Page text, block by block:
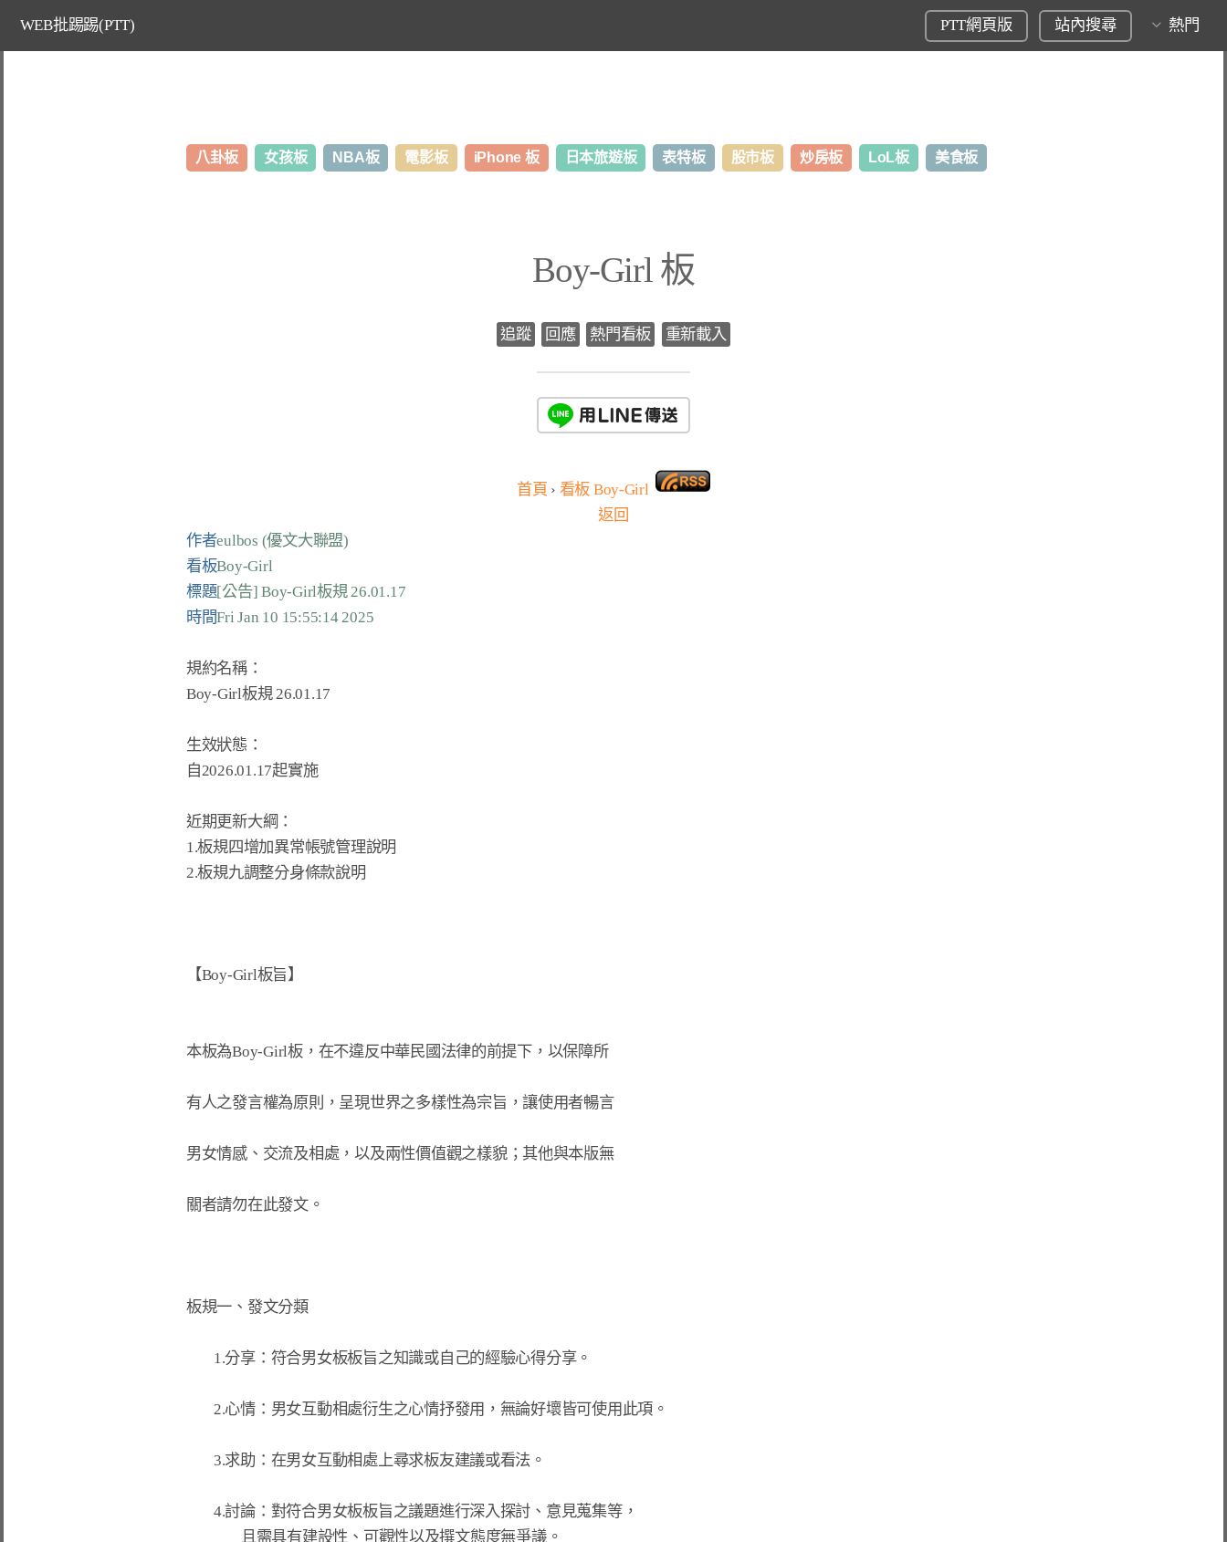
WEB批踢踢(PTT) PTT網頁版 站內搜尋 熱門
八卦板 女孩板 NBA板 電影板 iPhone 板 日本旅遊板 表特板 股市板 炒房板 LoL板 美食板
Boy-Girl 板
追蹤 回應 熱門看板 重新載入
首頁 › 看板 Boy-Girl
返回
作者eulbos (優文大聯盟)
看板Boy-Girl
標題[公告] Boy-Girl板規 26.01.17
時間Fri Jan 10 15:55:14 2025
規約名稱：
Boy-Girl板規 26.01.17
生效狀態：
自2026.01.17起實施
近期更新大綱：
1.板規四增加異常帳號管理說明
2.板規九調整分身條款說明
【Boy-Girl板旨】
本板為Boy-Girl板，在不違反中華民國法律的前提下，以保障所
有人之發言權為原則，呈現世界之多樣性為宗旨，讓使用者暢言
男女情感、交流及相處，以及兩性價值觀之樣貌；其他與本版無
關者請勿在此發文。
板規一、發文分類